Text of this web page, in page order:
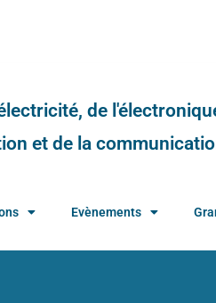
de
et de la
Evènements